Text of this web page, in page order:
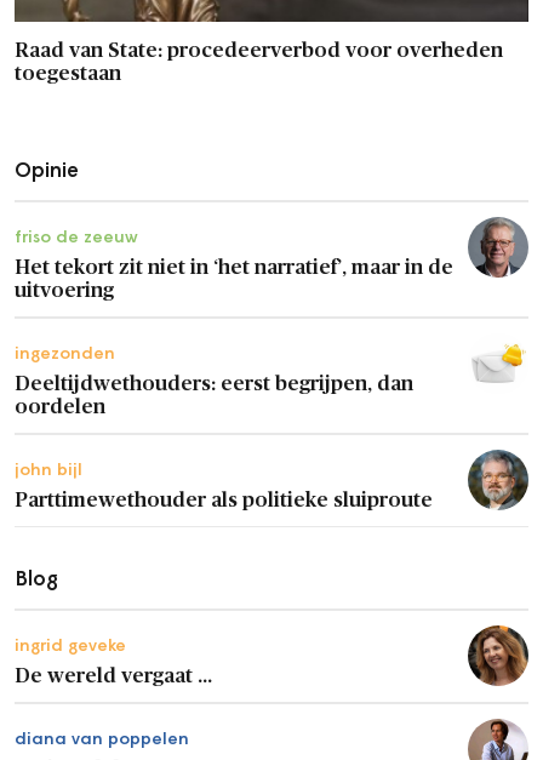
Raad van State: procedeerverbod voor overheden
toegestaan
Opinie
friso de zeeuw
Het tekort zit niet in ‘het narratief’, maar in de
uitvoering
ingezonden
Deeltijdwethouders: eerst begrijpen, dan
oordelen
john bijl
Parttimewethouder als politieke sluiproute
Blog
ingrid geveke
De wereld vergaat ...
diana van poppelen